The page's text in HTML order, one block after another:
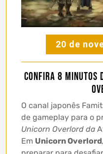
20 de
Confira 8 minutos
O canal japonês
de gameplay para o
Unicorn Overlord da
Em Unicorn Overlord,